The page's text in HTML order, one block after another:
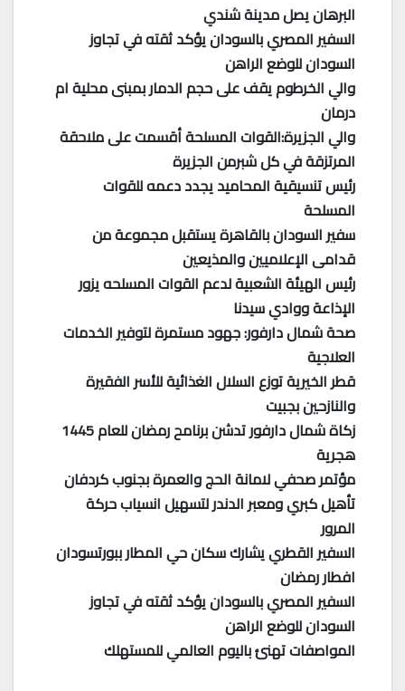
البرهان يصل مدينة شندي
السفير المصري بالسودان يؤكد ثقته في تجاوز
السودان للوضع الراهن
والي الخرطوم يقف على حجم الدمار بمبنى محلية ام
درمان
والي الجزيرة:القوات المسلحة أقسمت على ملاحقة
المرتزقة في كل شبرمن الجزيرة
رئيس تنسيقية المحاميد يجدد دعمه للقوات
المسلحة
سفير السودان بالقاهرة يستقبل مجموعة من
قدامى الإعلاميين والمذيعين
رئيس الهيئة الشعبية لدعم القوات المسلحه يزور
الإذاعة ووادي سيدنا
صحة شمال دارفور: جهود مستمرة لتوفير الخدمات
العلاجية
قطر الخيرية توزع السلال الغذائية للأسر الفقيرة
والنازحين بجبيت
زكاة شمال دارفور تدشن برنامح رمضان للعام 1445
هجرية
مؤتمر صحفي لامانة الحج والعمرة بجنوب كردفان
تأهيل كبري ومعبر الدندر لتسهيل انسياب حركة
المرور
السفير القطري يشارك سكان حي المطار ببورتسودان
افطار رمضان
السفير المصري بالسودان يؤكد ثقته في تجاوز
السودان للوضع الراهن
المواصفات تهنئ باليوم العالمي للمستهلك